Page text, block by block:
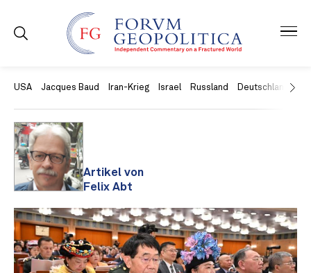
USA Jacques Baud Iran-Krieg Israel Russland Deutschland
Artikel von
Felix Abt